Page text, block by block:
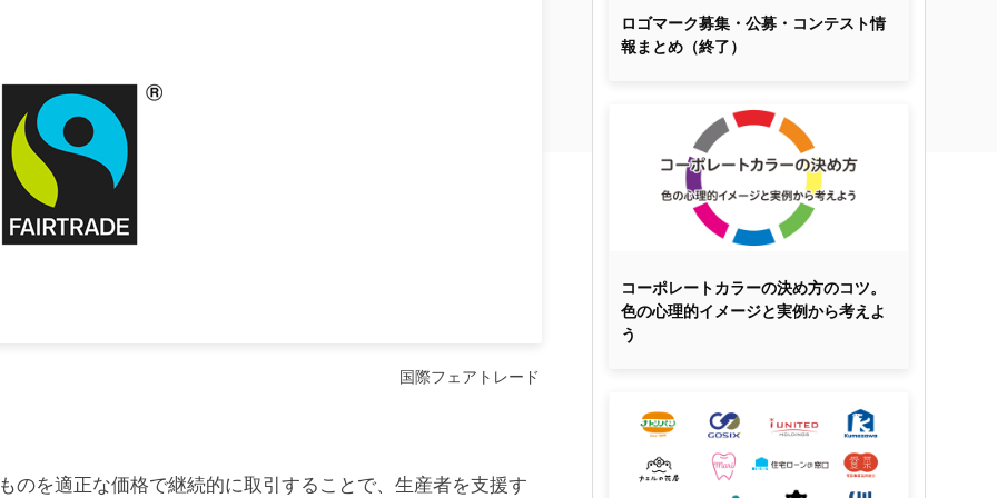
国際フェアトレード
のを適正な価格で継続的に取引することで、生産者を支援す
ロゴマーク募集・公募・コンテスト情
報まとめ（終了）
コーポレートカラーの決め方のコツ。
色の心理的イメージと実例から考えよ
う